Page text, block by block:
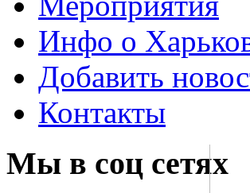
Инфо о
Добавить
Контакты
Мы в соц сетях